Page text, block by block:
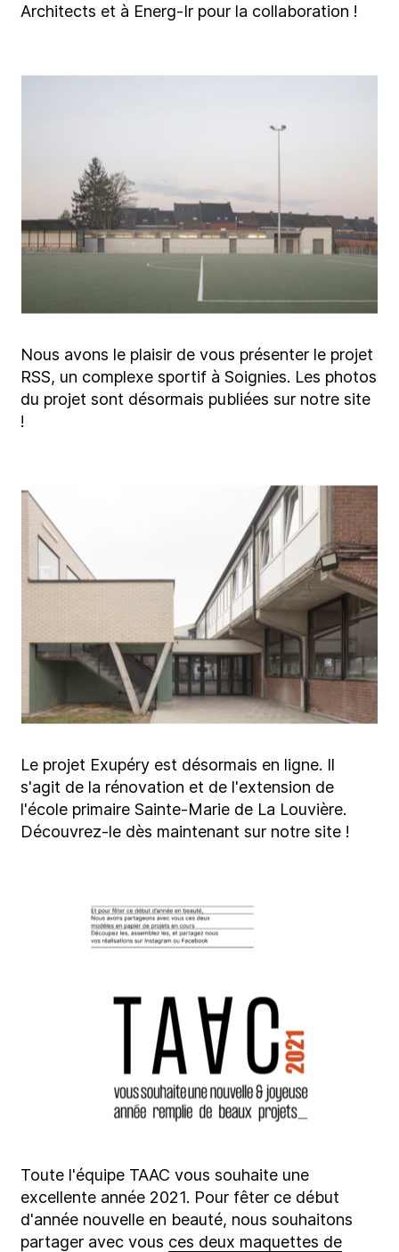
Architects et à Energ-Ir pour la collaboration !
Nous avons le plaisir de vous présenter le projet
RSS, un complexe sportif à Soignies. Les photos
du projet sont désormais publiées sur notre site
!
Le projet Exupéry est désormais en ligne. Il
s'agit de la rénovation et de l'extension de
l'école primaire Sainte-Marie de La Louvière.
Découvrez-le dès maintenant sur notre site !
Toute l'équipe TAAC vous souhaite une
excellente année 2021. Pour fêter ce début
d'année nouvelle en beauté, nous souhaitons
partager avec vous ces deux maquettes de